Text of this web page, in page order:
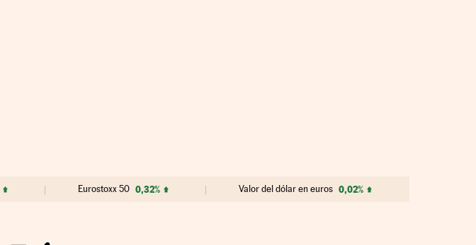
Eurostoxx 50 0,32% Valor del dólar en euros 0,02%